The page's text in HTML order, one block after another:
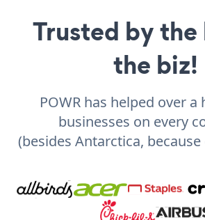
Trusted by the
the biz!
POWR has helped over
businesses on every
(besides Antarctica,